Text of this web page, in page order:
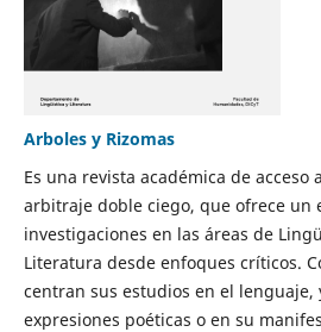
Arboles y Rizomas
Es una revista académica de acceso
arbitraje doble ciego, que ofrece un
investigaciones en las áreas de
Literatura desde enfoques críticos.
centran sus estudios en el lenguaje,
expresiones poéticas o en su